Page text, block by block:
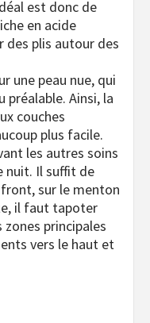
est donc de
en acide
des plis autour des
une peau nue, qui
Ainsi, la
couches
plus facile.
les autres soins
nuit. Il suffit de
sur le menton
il faut tapoter
principales
vers le haut et